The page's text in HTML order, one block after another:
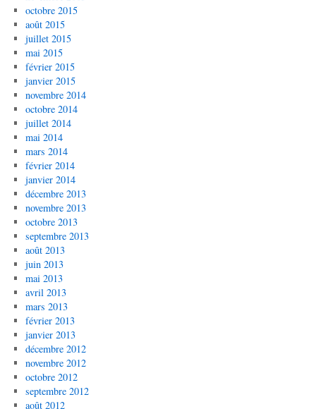
octobre 2015
août 2015
juillet 2015
mai 2015
février 2015
janvier 2015
novembre 2014
octobre 2014
juillet 2014
mai 2014
mars 2014
février 2014
janvier 2014
décembre 2013
novembre 2013
octobre 2013
septembre 2013
août 2013
juin 2013
mai 2013
avril 2013
mars 2013
février 2013
janvier 2013
décembre 2012
novembre 2012
octobre 2012
septembre 2012
août 2012